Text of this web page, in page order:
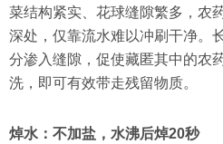
菜结构紧实、花球缝隙繁多，农
深处，仅靠流水难以冲刷干净。
分渗入缝隙，促使藏匿其中的农
洗，即可有效带走残留物质。
焯水：不加盐，水沸后焯20秒